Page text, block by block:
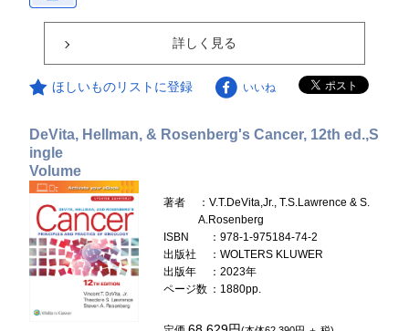
詳しく見る
ほしいものリストに登録 いいね
DeVita, Hellman, & Rosenberg's Cancer, 12th ed.,S
ingle
Volume
著者
：V.T.DeVita,Jr., T.S.Lawrence & S.
A.Rosenberg
ISBN
：978-1-975184-74-2
出版社
：WOLTERS KLUWER
出版年
：2023年
ページ数 ：1880pp.